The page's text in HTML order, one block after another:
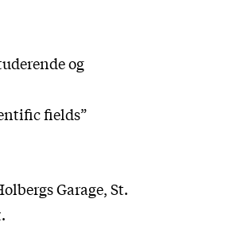
og
fields”
Garage, St.